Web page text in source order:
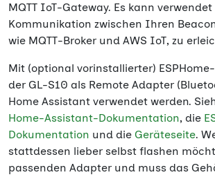
MQTT IoT-Gateway. Es kann
Kommunikation zwischen Ihren
wie MQTT-Broker und AWS IoT, zu
Mit (optional vorinstallierter)
der GL-S10 als Remote Adapter
Home Assistant verwendet werden.
Home-Assistant-Dokumentation, die
Dokumentation und die Geräteseite.
stattdessen lieber selbst flashen
passenden Adapter und muss das